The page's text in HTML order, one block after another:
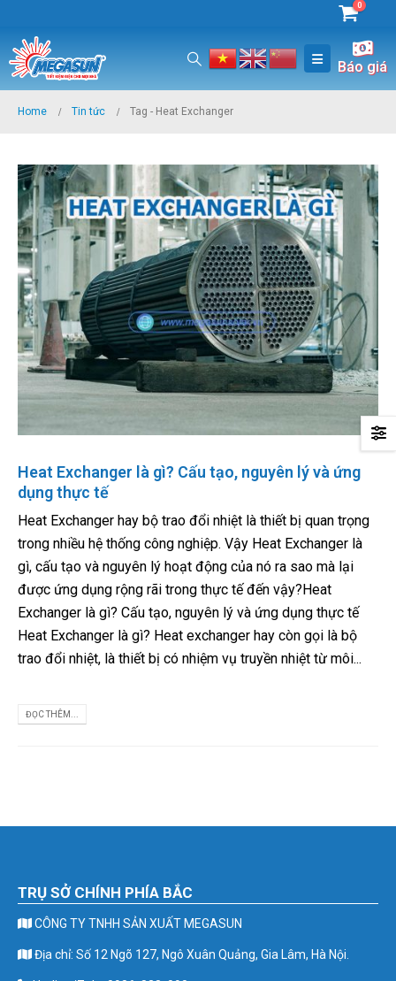
0
Báo giá
Home Tin tức Tag - Heat Exchanger
Heat Exchanger là gì? Cấu tạo, nguyên lý và ứng
dụng thực tế
Heat Exchanger hay bộ trao đổi nhiệt là thiết bị quan trọng
trong nhiều hệ thống công nghiệp. Vậy Heat Exchanger là
gì, cấu tạo và nguyên lý hoạt động của nó ra sao mà lại
được ứng dụng rộng rãi trong thực tế đến vậy?Heat
Exchanger là gì? Cấu tạo, nguyên lý và ứng dụng thực tế
Heat Exchanger là gì? Heat exchanger hay còn gọi là bộ
trao đổi nhiệt, là thiết bị có nhiệm vụ truyền nhiệt từ môi...
ĐỌC THÊM...
TRỤ SỞ CHÍNH PHÍA BẮC
CÔNG TY TNHH SẢN XUẤT MEGASUN
Địa chỉ: Số 12 Ngõ 127, Ngô Xuân Quảng, Gia Lâm, Hà Nội.